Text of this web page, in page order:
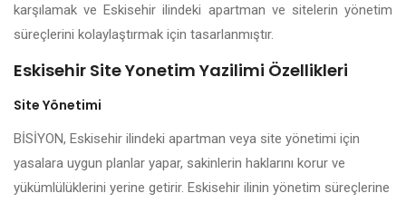
karşılamak ve Eskisehir ilindeki apartman ve sitelerin yönetim
süreçlerini kolaylaştırmak için tasarlanmıştır.
Eskisehir Site Yonetim Yazilimi Özellikleri
Site Yönetimi
BİSİYON, Eskisehir ilindeki apartman veya site yönetimi için
yasalara uygun planlar yapar, sakinlerin haklarını korur ve
yükümlülüklerini yerine getirir. Eskisehir ilinin yönetim süreçlerine